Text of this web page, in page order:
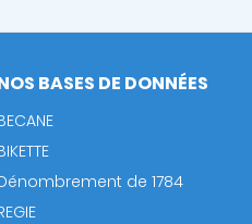
BASES DE DONNÉES
de 1784